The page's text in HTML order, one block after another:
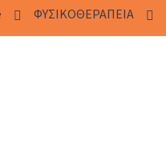
ΦΥΣΙΚΟΘΕΡΑΠΕΙΑ